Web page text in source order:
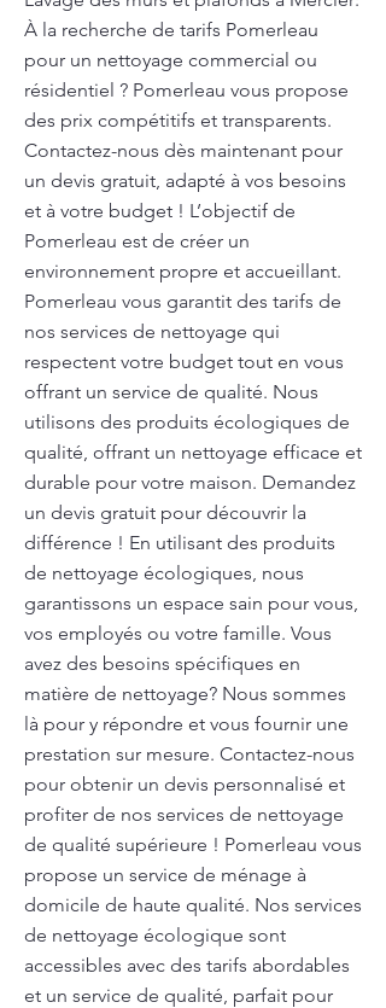
À la recherche de tarifs Pomerleau
pour un nettoyage commercial ou
résidentiel ? Pomerleau vous propose
des prix compétitifs et transparents.
Contactez-nous dès maintenant pour
un devis gratuit, adapté à vos besoins
et à votre budget ! L’objectif de
Pomerleau est de créer un
environnement propre et accueillant.
Pomerleau vous garantit des tarifs de
nos services de nettoyage qui
respectent votre budget tout en vous
offrant un service de qualité. Nous
utilisons des produits écologiques de
qualité, offrant un nettoyage efficace et
durable pour votre maison. Demandez
un devis gratuit pour découvrir la
différence ! En utilisant des produits
de nettoyage écologiques, nous
garantissons un espace sain pour vous,
vos employés ou votre famille. Vous
avez des besoins spécifiques en
matière de nettoyage? Nous sommes
là pour y répondre et vous fournir une
prestation sur mesure. Contactez-nous
pour obtenir un devis personnalisé et
profiter de nos services de nettoyage
de qualité supérieure ! Pomerleau vous
propose un service de ménage à
domicile de haute qualité. Nos services
de nettoyage écologique sont
accessibles avec des tarifs abordables
et un service de qualité, parfait pour